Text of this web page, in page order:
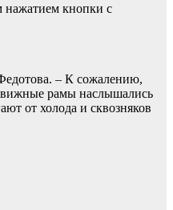
нажатием кнопки с
– К сожалению,
рамы наслышались
от холода и сквозняков